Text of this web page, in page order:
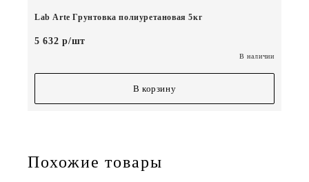
Lab Arte Грунтовка полиуретановая 5кг
5 632 р/шт
В наличии
В корзину
Похожие товары